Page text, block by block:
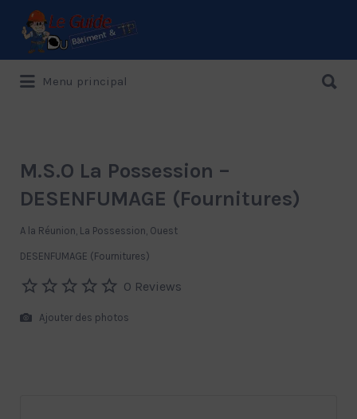
Le Guide de référence depuis 1995
Rechercher:
Menu principal
M.S.O La Possession –
DESENFUMAGE (Fournitures)
A la Réunion, La Possession, Ouest
DESENFUMAGE (Fournitures)
0 Reviews
Ajouter des photos